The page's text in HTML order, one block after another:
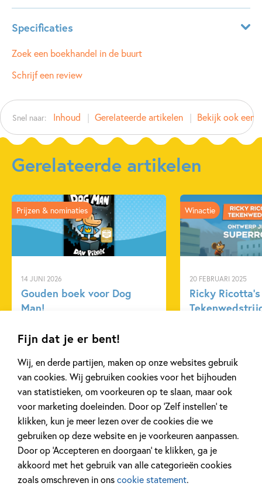
Fijn dat je er bent!
Wij, en derde partijen, maken op onze websites gebruik
van cookies. Wij gebruiken cookies voor het bijhouden
van statistieken, om voorkeuren op te slaan, maar ook
voor marketing doeleinden. Door op ‘Zelf instellen’ te
klikken, kun je meer lezen over de cookies die we
gebruiken op deze website en je voorkeuren aanpassen.
Door op ‘Accepteren en doorgaan’ te klikken, ga je
akkoord met het gebruik van alle categorieën cookies
zoals omschreven in onscookie statement.
Specificaties
ISBN: 9789002286728
NUR:
Auteur(s):
Prijs: 10
99
Aantal pagina's: 32
Uitgever:
SU Kids & Digits
Verschijningsdatum:
07-10-2025
Kenmerken van dit boek
Beginnende lezer & AVI boeken
Graphic novel/extra veel beeld
Zoek een boekhandel in de buurt
Schrijf een review
Snel naar: Inhoud Gerelateerde artikelen Bekijk ook eens
Gerelateerde artikelen
14 JUNI 2026
Gouden boek voor Dog
Man!
Prijzen & nominaties
20 FEBRUARI 2025
Ricky Ricotta’s
Winactie
Bekijk alle artikelen
Bekijk ook eens